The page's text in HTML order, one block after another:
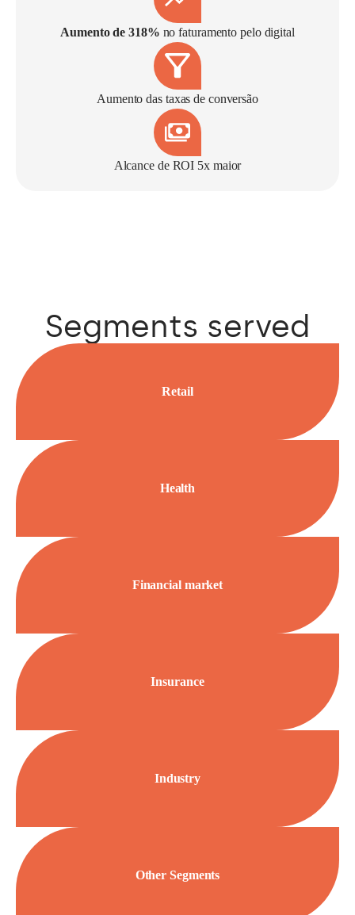
Aumento de 318% no faturamento pelo digital
Aumento das taxas de conversão
Alcance de ROI 5x maior
Segments served
Retail
Health
Financial market
Insurance
Industry
Other Segments